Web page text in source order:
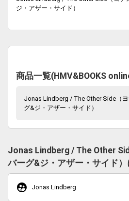
ジ・アザー・サイド）
商品一覧(HMV&BOOKS
Jonas Lindberg / The Other Side（
グ&ジ・アザー・サイド）
Jonas Lindberg / The Other
バーグ&ジ・アザー・サイド
supervised_user_circle Jonas Lindberg